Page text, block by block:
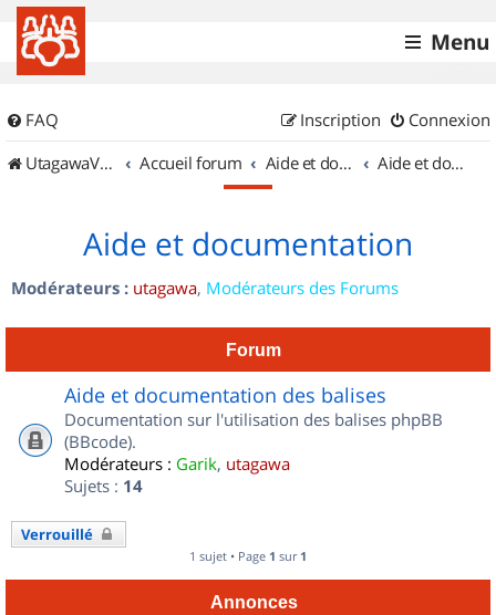
Menu
FAQ Connexion
Inscription
UtagawaVTT (Randos VTT et VTTAE avec traces GPS)
Accueil forum Aide et documentation Aide et documentation
Aide et documentation
Modérateurs : utagawa, Modérateurs des Forums
Forum
Aide et documentation des balises
Documentation sur l'utilisation des balises phpBB
(BBcode).
Modérateurs : Garik, utagawa
Sujets : 14
Verrouillé
1 sujet • Page 1 sur 1
Annonces